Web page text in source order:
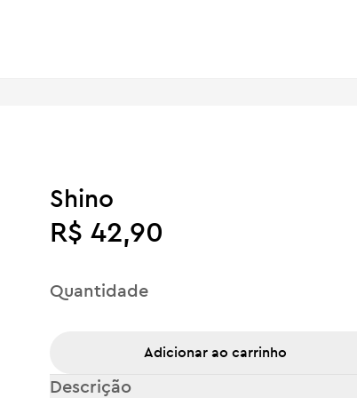
Shino
R$ 42,90
Quantidade
Adicionar ao carrinho
Descrição